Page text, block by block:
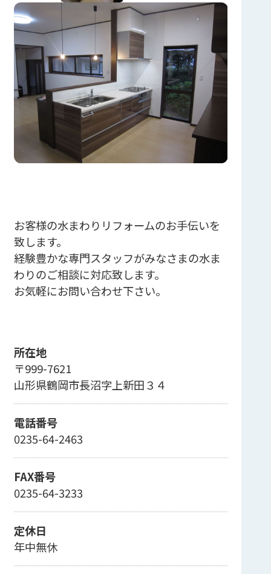
お客様の水まわりリフォームのお手伝いを
致します。
経験豊かな専門スタッフがみなさまの水ま
わりのご相談に対応致します。
お気軽にお問い合わせ下さい。
所在地
〒999-7621
山形県鶴岡市長沼字上新田３４
電話番号
0235-64-2463
FAX番号
0235-64-3233
定休日
年中無休